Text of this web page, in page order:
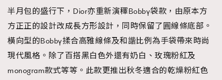
半月包的盛行下，Dior亦重新演䆁Bobby袋款，由原本方
方正正的設計改成長方形設計，同時保留了圓線條底部。
橫向型的Bobby揉合高雅線條及和諧比例為手袋帶來時尚
現代風格。除了百搭黑白色外還有奶白、玫瑰粉紅及
monogram款式等等。此款更推出秋冬適合的乾燥粉紅色